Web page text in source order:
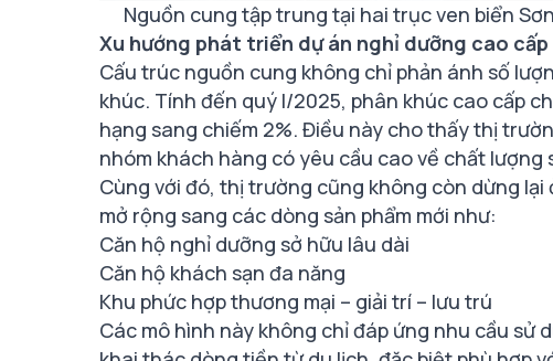
Nguồn cung tập trung tại hai trục ven biển
Xu hướng phát triển dự án nghỉ dưỡng cao cấp
Cấu trúc nguồn cung không chỉ phản ánh số
khúc. Tính đến quý I/2025, phân khúc cao cấp
hạng sang chiếm 2%. Điều này cho thấy thị
nhóm khách hàng có yêu cầu cao về chất lượng
Cùng với đó, thị trường cũng không còn dừng
mở rộng sang các dòng sản phẩm mới như:
Căn hộ nghỉ dưỡng sở hữu lâu dài
Căn hộ khách sạn đa năng
Khu phức hợp thương mại – giải trí – lưu trú
Các mô hình này không chỉ đáp ứng nhu cầu sử